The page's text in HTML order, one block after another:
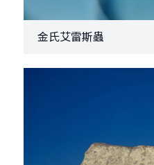
金氏艾雷斯蟲